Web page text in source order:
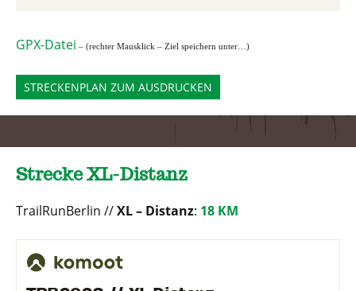
GPX-Datei – (rechter Mausklick – Ziel speichern unter…)
STRECKENPLAN ZUM AUSDRUCKEN
Strecke XL-Distanz
TrailRunBerlin //XL – Distanz: 18 KM